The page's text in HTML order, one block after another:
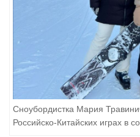
Сноубордистка Мария
Российско-Китайских играх в